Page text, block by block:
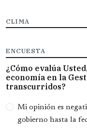
CLIMA
ENCUESTA
¿Cómo evalúa
economía en la
transcurridos?
Opciones
Mi opinión es
gobierno hasta la